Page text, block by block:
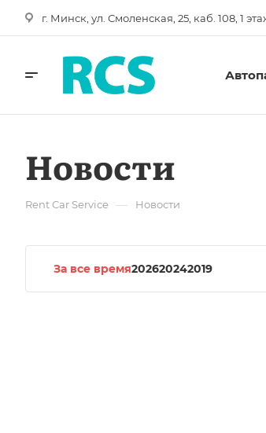
г. Минск, ул. Смоленская, 25, каб. 108, 1
Новости
Rent Car Service — Новости
За все время202620242019